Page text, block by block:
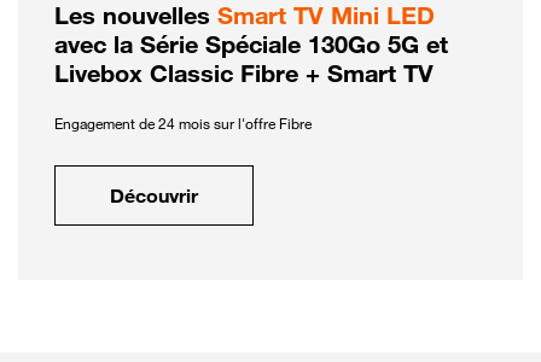
Les nouvelles Smart TV Mini LED
avec la Série Spéciale 130Go 5G et
Livebox Classic Fibre + Smart TV
Engagement de 24 mois sur l'offre Fibre
Découvrir